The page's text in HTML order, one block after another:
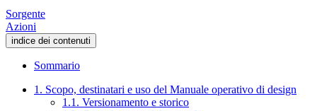
Sorgente
Azioni
indice dei contenuti
Sommario
1. Scopo, destinatari e uso del Manuale operativo di design
1.1. Versionamento e storico